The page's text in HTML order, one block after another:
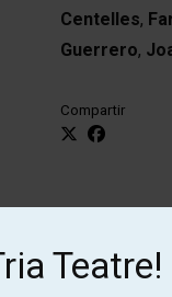
Centelles,
Guerrero,
Compartir
Teatre!